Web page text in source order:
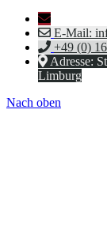
E-Mail:
+49 (0)
Adresse:
Limburg
Nach oben